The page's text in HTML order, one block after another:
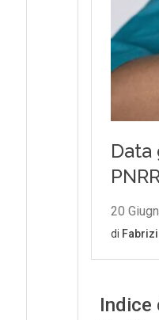
Indice